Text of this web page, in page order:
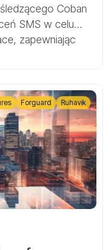
Coban
SMS w celu
zapewniając
i Forguard
Forguard Ruhavik